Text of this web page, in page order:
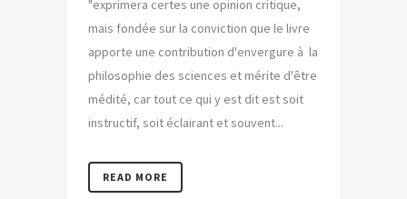
"exprimera certes une opinion critique,
mais fondée sur la conviction que le livre
apporte une contribution d'envergure à la
philosophie des sciences et mérite d'être
médité, car tout ce qui y est dit est soit
instructif, soit éclairant et souvent...
READ MORE